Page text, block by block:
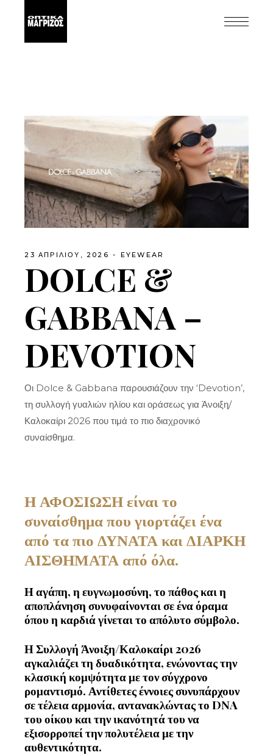
23 ΑΠΡΙΛΊΟΥ, 2026 EYEWEAR
DOLCE &
GABBANA –
DEVOTION
Οι Dolce & Gabbana παρουσιάζουν την ‘Devotion’,
τη συλλογή γυαλιών ηλίου και οράσεως για Άνοιξη/
Καλοκαίρι 2026 που τιμά το πιο διαχρονικό
συναίσθημα.
Η ΑΦΟΣΙΩΣΗ είναι το
συναίσθημα που γιορτάζει ένα
από τα πιο ΔΥΝΑΤΑ και ΔΙΑΡΚΗ
ΑΙΣΘΗΜΑΤΑ από όλα.
Η αγάπη, η ευγνωμοσύνη, το πάθος και η
αποπλάνηση συνυφαίνονται σε ένα όραμα
όπου η καρδιά γίνεται το απόλυτο σύμβολο.
Η Συλλογή Άνοιξη/Καλοκαίρι 2026
αγκαλιάζει τη δυαδικότητα, ενώνοντας την
κλασική κομψότητα με τον σύγχρονο
ρομαντισμό. Αντίθετες έννοιες συνυπάρχουν
σε τέλεια αρμονία, αντανακλώντας το DNA
του οίκου και την ικανότητά του να
εξισορροπεί την πολυτέλεια με την
αυθεντικότητα.